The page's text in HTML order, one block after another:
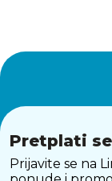
Pretplati
Prijavite se na